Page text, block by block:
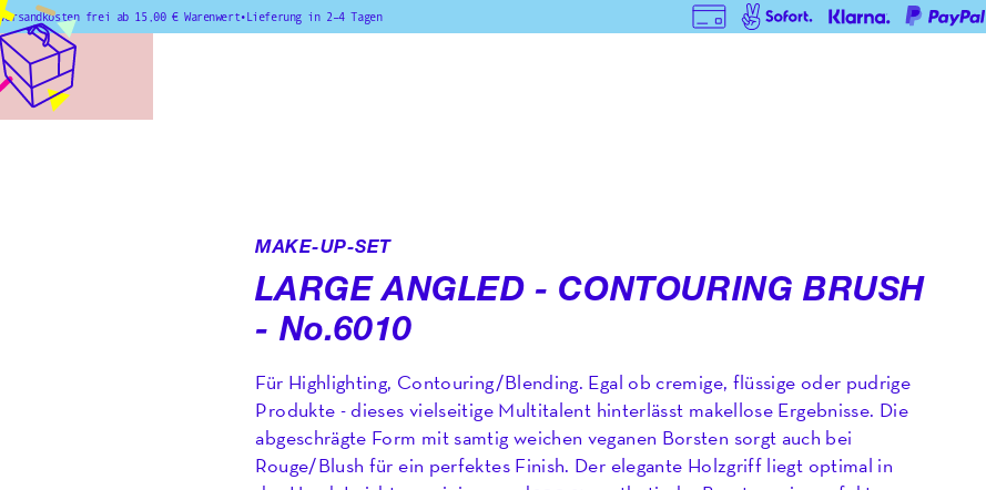
Versandkosten frei ab 15,00 € Warenwert• Lieferung in 2–4 Tagen
MAKE-UP-SET
LARGE ANGLED - CONTOURING BRUSH
- No.6010
Für Highlighting, Contouring/Blending. Egal ob cremige, flüssige oder pudrige
Produkte - dieses vielseitige Multitalent hinterlässt makellose Ergebnisse. Die
abgeschrägte Form mit samtig weichen veganen Borsten sorgt auch bei
Rouge/Blush für ein perfektes Finish. Der elegante Holzgriff liegt optimal in